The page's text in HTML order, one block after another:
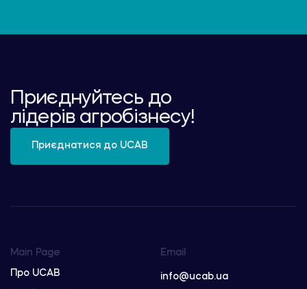
Приєднуйтесь до
лідерів агробізнесу!
Приєднатися до UCAB
Main Page
Про UCAB
Email
info@ucab.ua